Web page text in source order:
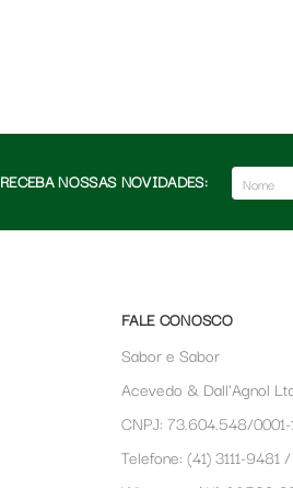
RECEBA NOSSAS NOVIDADES:
FALE CONOSCO
Sabor e Sabor
Acevedo & Dall'Agnol
CNPJ: 73.604.548/0001-
Telefone: (41) 3111-